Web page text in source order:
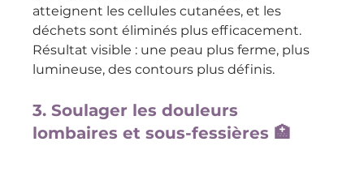
atteignent les cellules cutanées, et les
déchets sont éliminés plus efficacement.
Résultat visible : une peau plus ferme, plus
lumineuse, des contours plus définis.
3. Soulager les douleurs
lombaires et sous-fessières 🏥